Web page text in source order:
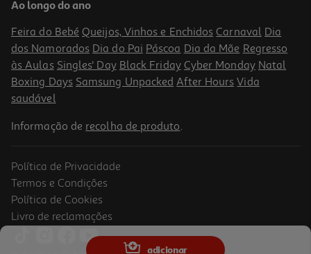
adicionar
3.99 €/un
3,99 €
Calice Gemini Crisal Vidro 28cl
Ao longo do ano
Feira do Bebé Queijos, Vinhos e Enchidos Carnaval Dia
dos Namorados Dia do Pai Páscoa Dia da Mãe Regresso
às Aulas Singles' Day Black Friday Cyber Monday Natal
Boxing Days Samsung Unpacked After Hours Vida
saudável
Informação de recolha de produto.
Política de Privacidade
Termos e Condições
Política de Cookies
Livro de reclamações